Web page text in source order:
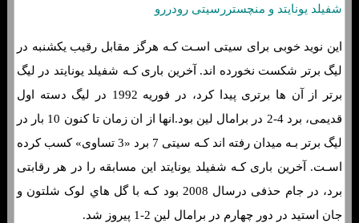
شفیلد یونایتد و منچستررسیتی رودررو
این نوید خوبی برای سیتی اسـت کـه هرگز مقابل رقیب یکشنبه در
لیگ برتر شکست نخورده اند. آخرین باری کـه شفیلد یونایتد در لیگ
برتر از آن ها برتری پیدا کرد، در فوریه 1992 در لیگ دسته اول
قدیمی، برد 4-2 در برامال لین بود.انها از ان زمان تا کنون 10 بار در
لیگ برتر بـه میدان رفته اند کـه سیتی 7 برد «3 تساوی» کسب کرده
اسـت. آخرین باری کـه شفیلد یونایتد این مسابقه را در هر رقابتی
برد، در جام حذفی درسال 2008 بود کـه با گل هاي‌ لوک شلتون و
جان استید در دور چهارم در برامال لین 2-1 پیروز شد.